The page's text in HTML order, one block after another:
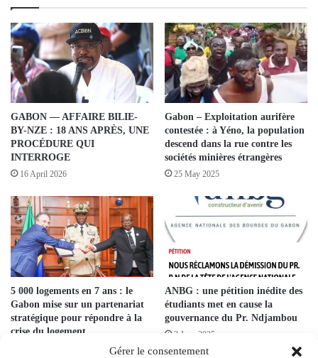
Gérer le consentement
GABON — AFFAIRE BILIE-
BY-NZE : 18 ANS APRÈS, UNE
PROCÉDURE QUI
INTERROGE
16 April 2026
Gabon – Exploitation aurifère
contestée : à Yéno, la population
descend dans la rue contre les
sociétés minières étrangères
25 May 2025
5 000 logements en 7 ans : le
Gabon mise sur un partenariat
stratégique pour répondre à la
crise du logement
ANBG : une pétition inédite des
étudiants met en cause la
gouvernance du Pr. Ndjambou
3 June 2025